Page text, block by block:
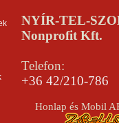
NYÍR-TEL-
Nonprofit Kft.
Telefon:
+36 42/210-786
Honlap és Mobil